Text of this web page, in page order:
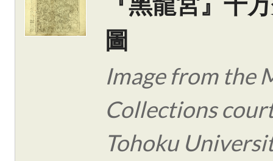
圖
Image from the
Collections
Tohoku